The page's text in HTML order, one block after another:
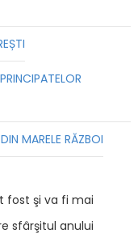
MARELE RĂZBOI
fost şi va fi mai
sfârşitul anului